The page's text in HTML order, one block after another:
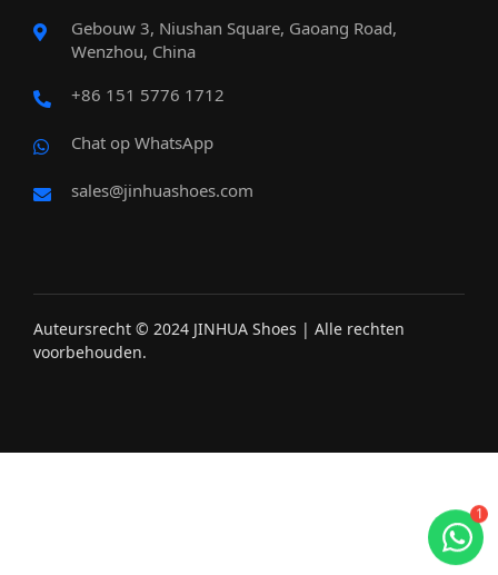
Gebouw 3, Niushan Square, Gaoang Road,
Wenzhou, China
+86 151 5776 1712
Chat op WhatsApp
sales@jinhuashoes.com
Auteursrecht © 2024 JINHUA Shoes | Alle rechten
voorbehouden.
1